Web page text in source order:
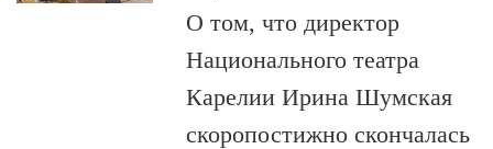
О том, что директор
Национального театра
Карелии Ирина Шумская
скоропостижно скончалась